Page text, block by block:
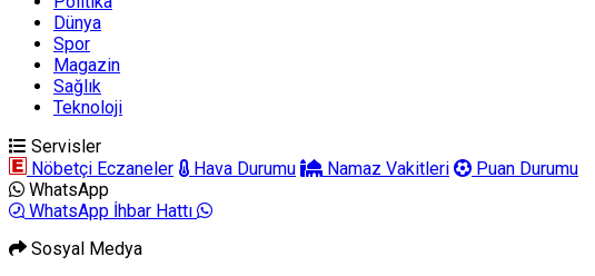
Dünya
Spor
Magazin
Sağlık
Teknoloji
Servisler
Nöbetçi Eczaneler
Hava Durumu Namaz Vakitleri
Puan Durumu
WhatsApp
WhatsApp İhbar Hattı
Sosyal Medya